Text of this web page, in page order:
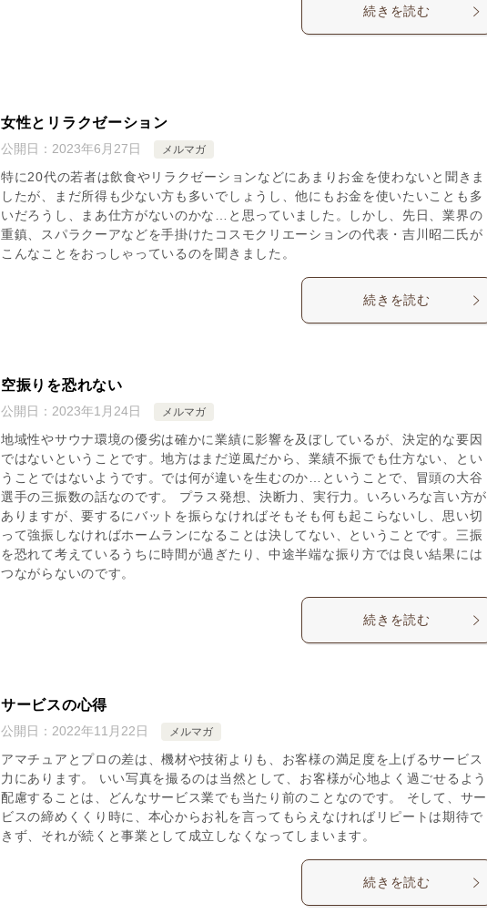
続きを読む
女性とリラクゼーション
公開日： 2023年6月27日 メルマガ
特に20代の若者は飲食やリラクゼーションなどにあまりお金を使わないと聞きま
したが、まだ所得も少ない方も多いでしょうし、他にもお金を使いたいことも多
いだろうし、まあ仕方がないのかな…と思っていました。しかし、先日、業界の
重鎮、スパラクーアなどを手掛けたコスモクリエーションの代表・吉川昭二氏が
こんなことをおっしゃっているのを聞きました。
続きを読む
空振りを恐れない
公開日： 2023年1月24日 メルマガ
地域性やサウナ環境の優劣は確かに業績に影響を及ぼしているが、決定的な要因
ではないということです。地方はまだ逆風だから、業績不振でも仕方ない、とい
うことではないようです。では何が違いを生むのか…ということで、冒頭の大谷
選手の三振数の話なのです。 プラス発想、決断力、実行力。いろいろな言い方が
ありますが、要するにバットを振らなければそもそも何も起こらないし、思い切
って強振しなければホームランになることは決してない、ということです。三振
を恐れて考えているうちに時間が過ぎたり、中途半端な振り方では良い結果には
つながらないのです。
続きを読む
サービスの心得
公開日： 2022年11月22日 メルマガ
アマチュアとプロの差は、機材や技術よりも、お客様の満足度を上げるサービス
力にあります。 いい写真を撮るのは当然として、お客様が心地よく過ごせるよう
配慮することは、どんなサービス業でも当たり前のことなのです。 そして、サー
ビスの締めくくり時に、本心からお礼を言ってもらえなければリピートは期待で
きず、それが続くと事業として成立しなくなってしまいます。
続きを読む